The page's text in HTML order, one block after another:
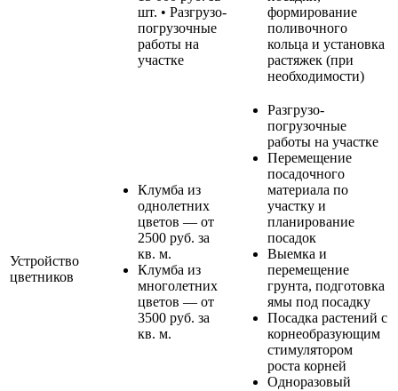
шт. • Разгрузо-
погрузочные
работы на
участке
формирование
поливочного
кольца и установка
растяжек (при
необходимости)
Устройство
цветников
Клумба из
однолетних
цветов — от
2500 руб. за
кв. м.
Клумба из
многолетних
цветов — от
3500 руб. за
кв. м.
Разгрузо-
погрузочные
работы на участке
Перемещение
посадочного
материала по
участку и
планирование
посадок
Выемка и
перемещение
грунта, подготовка
ямы под посадку
Посадка растений с
корнеобразующим
стимулятором
роста корней
Одноразовый